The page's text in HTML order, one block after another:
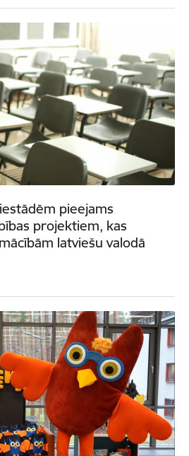
pieejams
projektiem, kas
latviešu valodā